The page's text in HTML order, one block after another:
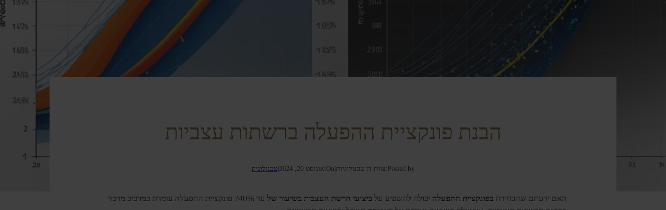
הבנת פונקציית ההפעלה ברשתות עצביות
Posted by: צוות דן טכנולוגיות On: אוגוסט 20, 2024 |טכנולוגיה
האם ידעתם שהבחירה בפונקציית ההפעלה יכולה להשפיע על ביצועי הרשת העצבית בשיעור של
עד 40%? פונקציית ההפעלה עומדת כמרכיב מרכזי